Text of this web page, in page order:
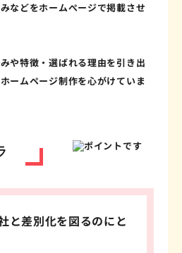
などをホームぺージで掲載させ
や特徴・選ばれる理由を引き出
ームページ制作を心がけていま
と差別化を図るのにと